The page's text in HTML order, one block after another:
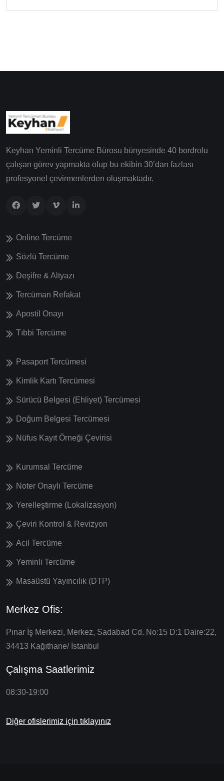
Keyhan Yeminli Tercüme Bürosu bünyesinde 40 bordrolu
çalışan görev yapmakta olup bu ekibin 30’dan fazlası
profesyonel çevirmenlerden oluşmaktadır.
Online Tercüme
Sözlü Tercüme
Deşifre & Altyazı
Tercüman Refakat
Apostil Onayı
Tıbbi Tercüme
Pasaport Tercümesi
Kimlik Kartı Tercümesi
Sürücü Belgesi (Ehliyet) Tercümesi
Doğum Belgesi Tercümesi
Nüfus Kayıt Örneği Çevirisi
Kurumsal Tercüme
Noter Onaylı Tercüme
Yerelleştirme (Lokalizasyon)
Çeviri Kontrol & Revizyon
Acil Tercüme
Yeminli Tercüme
Masaüstü Yayıncılık (DTP)
Merkez Ofis:
Pınar İş Merkezi, Merkez, Sadabad Cd. No:15 D:1 Daire:22,
34413 Kağıthane/ İstanbul
Çalışma Saatlerimiz
08:30-19:00
Diğer ofislerimiz için tıklayınız